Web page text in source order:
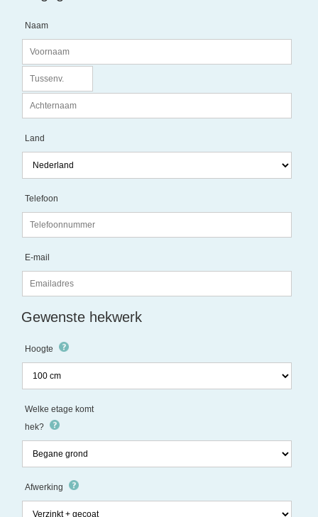
Naam
Land
Telefoon
E-mail
Gewenste hekwerk
Hoogte
Welke etage komt
hek?
Afwerking